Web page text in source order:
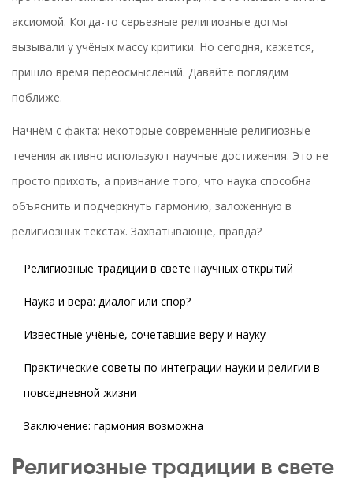
аксиомой. Когда-то серьезные религиозные догмы
вызывали у учёных массу критики. Но сегодня, кажется,
пришло время переосмыслений. Давайте поглядим
поближе.
Начнём с факта: некоторые современные религиозные
течения активно используют научные достижения. Это не
просто прихоть, а признание того, что наука способна
объяснить и подчеркнуть гармонию, заложенную в
религиозных текстах. Захватывающе, правда?
Религиозные традиции в свете научных открытий
Наука и вера: диалог или спор?
Известные учёные, сочетавшие веру и науку
Практические советы по интеграции науки и религии в
повседневной жизни
Заключение: гармония возможна
Религиозные традиции в свете